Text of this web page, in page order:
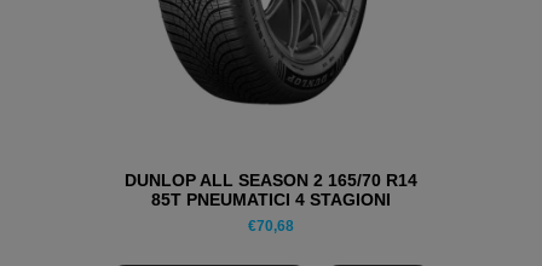
DUNLOP ALL SEASON 2 165/70 R14
85T PNEUMATICI 4 STAGIONI
€70,68